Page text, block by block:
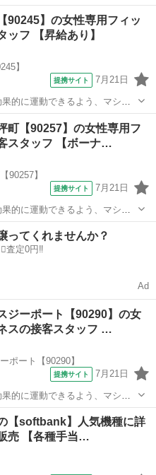
めての方や苦手な方がほとん
今日はこの動きを意識しまし
、...
90245】の女性専用フィッ
ッフ 【昇給あり】
】
提携サイト 7月21日
的に運動できるよう、マシン
めての方や苦手な方がほとん
今日はこの動きを意識しまし
、...
町【90257】の女性専用フ
スタッフ 【ボーナ…
90257】
提携サイト 7月21日
的に運動できるよう、マシン
めての方や苦手な方がほとん
今日はこの動きを意識しまし
、...
ってくれませんか？
査定0円‼️
Ad
ジーポート【90290】の女
スの接客スタッフ …
ポート【90290】
提携サイト 7月21日
的に運動できるよう、マシン
めての方や苦手な方がほとん
「今日はこの動きを意識しまし
、...
【softbank】人気機種に詳
売 【各種手当…